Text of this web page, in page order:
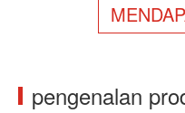
Hubungi Kami
pengenalan